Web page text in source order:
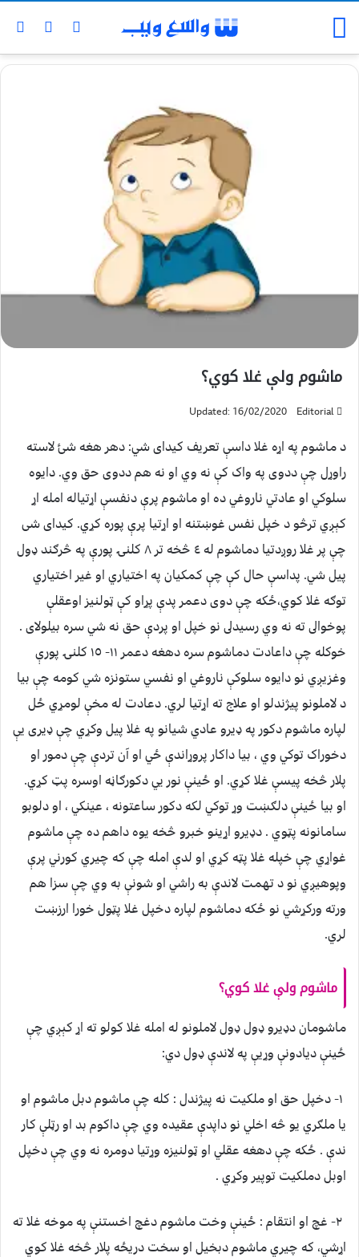
ماشوم ولې غلا کوي؟
Editorial
Updated: 16/02/2020
د ماشوم په اړه غلا داسې تعريف کيداى شي: دهر هغه شئ لاسته
راوړل چې ددوى په واک کې نه وي او نه هم ددوى حق وي. دايوه
سلوکي او عادتي ناروغي ده او ماشوم پرې دنفسې اړتياله امله اړ
کېږي ترڅو د خپل نفس غوښتنه او اړتيا پرې پوره کړي. کيداى شى
چې پر غلا روږدتيا دماشوم له ٤ څخه تر ٨ کلنۍ پورې په څرګند ډول
پيل شي. پداسې حال کې چې کمکيان په اختياري او غير اختياري
توګه غلا کوي،ځکه چې دوى دعمر پدې پړاو کې ټولنيز اوعقلې
پوخوالى ته نه وي رسيدلى نو خپل او پردې حق نه شي سره بيلولاى .
خوکله چې داعادت دماشوم سره دهغه دعمر ١١- ١٥ کلنۍ پورې
وغزيږي نو دايوه سلوکې ناروغي او نفسي ستونزه شي کومه چې بيا
د لاملونو پيژندلو او علاج ته اړتيا لري. دعادت له مخې لومړي ځل
لپاره ماشوم دکور په ډيرو عادي شيانو په غلا پيل وکړي چې ډيرى يې
دخوراک توکي وي ، بيا داکار پروړاندې ځي او آن تردې چې دمور او
پلار څخه پيسې غلا کړي. او ځينې نور يي دکورګاڼه اوسره پټ کړي.
او بيا ځينې دلګښت وړ توکي لکه دکور ساعتونه ، عينکي ، او دلوبو
سامانونه پټوي . دډيرو اړينو خبرو څخه يوه داهم ده چې ماشوم
غواړي چې خپله غلا پټه کړي او لدې امله چې که چيري کورني پرې
وپوهيږي نو د تهمت لاندې به راشي او شونې به وي چې سزا هم
ورته ورکړشي نو ځکه دماشوم لپاره دخپل غلا پټول خورا ارزښت
لري.
ماشوم ولې غلا کوي؟
ماشومان دډيرو ډول ډول لاملونو له امله غلا کولو ته اړ کېږي چې
ځينې ديادونې وړيې په لاندې ډول دي:
١- دخپل حق او ملکيت نه پيژندل : کله چې ماشوم دبل ماشوم او
يا ملګري يو څه اخلي نو داپدې عقيده وي چې داکوم بد او رټلې کار
ندې . ځکه چې دهغه عقلي او ټولنيزه وړتيا دومره نه وي چې دخپل
اوبل دملکيت توپير وکړي .
٢- غچ او انتقام : ځينې وخت ماشوم دغچ اخستنې په موخه غلا ته
اړشي، که چيري ماشوم دبخيل او سخت دريځه پلار څخه غلا کوي